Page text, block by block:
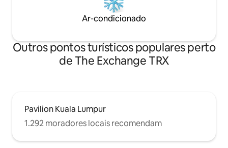
Ar-condicionado
Outros pontos turísticos populares perto
de The Exchange TRX
Pavilion Kuala Lumpur
1.292 moradores locais recomendam